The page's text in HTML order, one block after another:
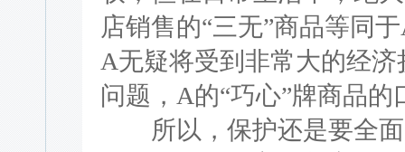
店销售的“三无”商品等同
A无疑将受到非常大的经
问题，A的“巧心”牌商品
所以，保护还是要全面